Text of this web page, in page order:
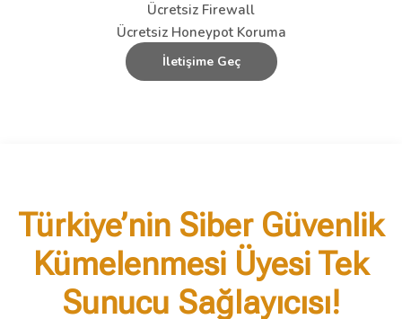
Ücretsiz Firewall
Ücretsiz Honeypot Koruma
İletişime Geç
Türkiye’nin Siber Güvenlik
Kümelenmesi Üyesi Tek
Sunucu Sağlayıcısı!